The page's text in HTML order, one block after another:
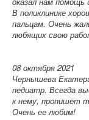
В поликлинике
пальцам. Очень
любящих свою
08 октября 2021
Чернышева
педиатр. Всегда
к нему, пропишет
Очень ее любим!